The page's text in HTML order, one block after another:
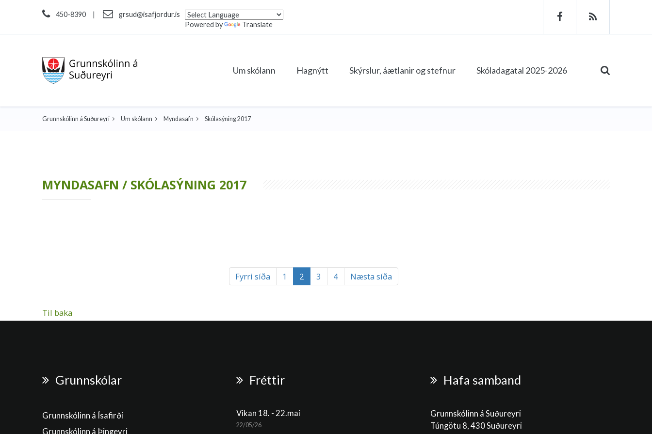
450-8390 |
grsud@isafjordur.is
Powered by
Translate
Um skólann Hagnýtt Skýrslur, áætlanir og stefnur Skóladagatal 2025-2026
Grunnskólinn á Suðureyri Um skólann Myndasafn Skólasýning 2017
MYNDASAFN / SKÓLASÝNING 2017
Fyrri síða 1 2 3 4 Næsta síða
Til baka
Grunnskólar
Grunnskólinn á Ísafirði
Grunnskólinn á Þingeyri
Fréttir
Vikan 18. - 22.maí
22/05/26
Hafa samband
Grunnskólinn á Suðureyri
Túngötu 8, 430 Suðureyri